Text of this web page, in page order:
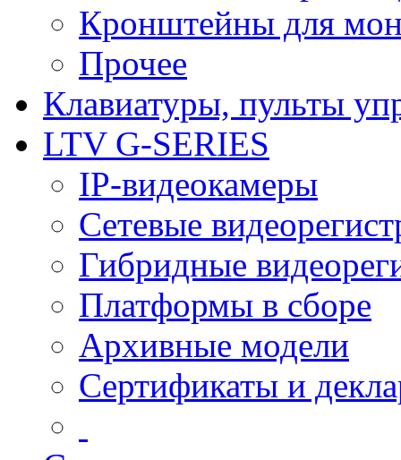
Кронштейны для
Прочее
Клавиатуры, пульты
LTV G-SERIES
IP-видеокамеры
Сетевые
Гибридные
Платформы в сборе
Архивные модели
Сертификаты и